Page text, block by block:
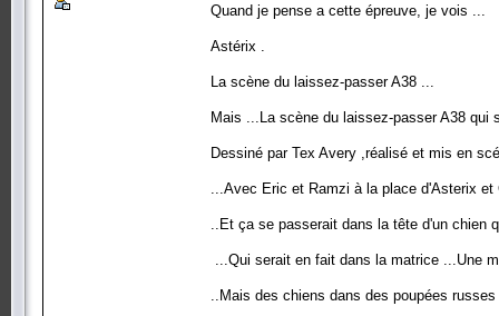
Quand je pense a cette épreuve, je vois ...
Astérix .
La scène du laissez-passer A38 ...
Mais ...La scène du laissez-passer A38 qui
Dessiné par Tex Avery ,réalisé et mis en
...Avec Eric et Ramzi à la place d'Asterix
..Et ça se passerait dans la tête d'un chien
...Qui serait en fait dans la matrice ...Une
..Mais des chiens dans des poupées